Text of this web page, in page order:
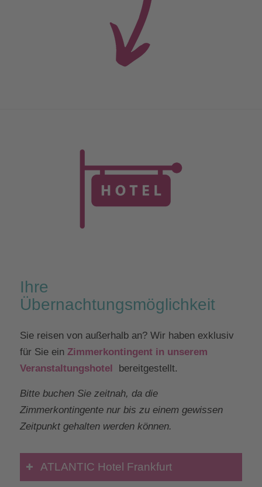
Ihre
Übernachtungsmöglichkeit
Sie reisen von außerhalb an? Wir haben exklusiv
für Sie ein Zimmerkontingent in unserem
Veranstaltungshotel
bereitgestellt.
Bitte buchen Sie zeitnah, da die
Zimmerkontingente nur bis zu einem gewissen
Zeitpunkt gehalten werden können.
ATLANTIC Hotel Frankfurt